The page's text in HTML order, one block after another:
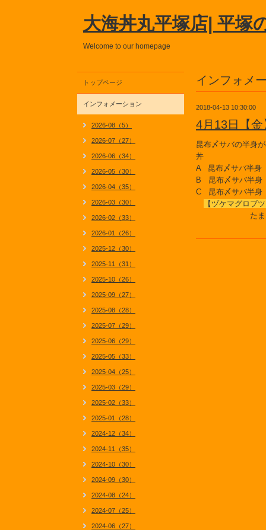
大海丼丸平塚店| 平塚
Welcome to our homepage
インフォメ
2018-04-13 10:30:00
4月13日【
昆布〆サバの半身
丼
A 昆布〆サバ半身
B 昆布〆サバ半
C 昆布〆サバ半
【ヅケマグロ
たまご キ
トップページ
インフォメーション
2026-08（5）
2026-07（27）
2026-06（34）
2026-05（30）
2026-04（35）
2026-03（30）
2026-02（33）
2026-01（26）
2025-12（30）
2025-11（31）
2025-10（26）
2025-09（27）
2025-08（28）
2025-07（29）
2025-06（29）
2025-05（33）
2025-04（25）
2025-03（29）
2025-02（33）
2025-01（28）
2024-12（34）
2024-11（35）
2024-10（30）
2024-09（30）
2024-08（24）
2024-07（25）
2024-06（27）